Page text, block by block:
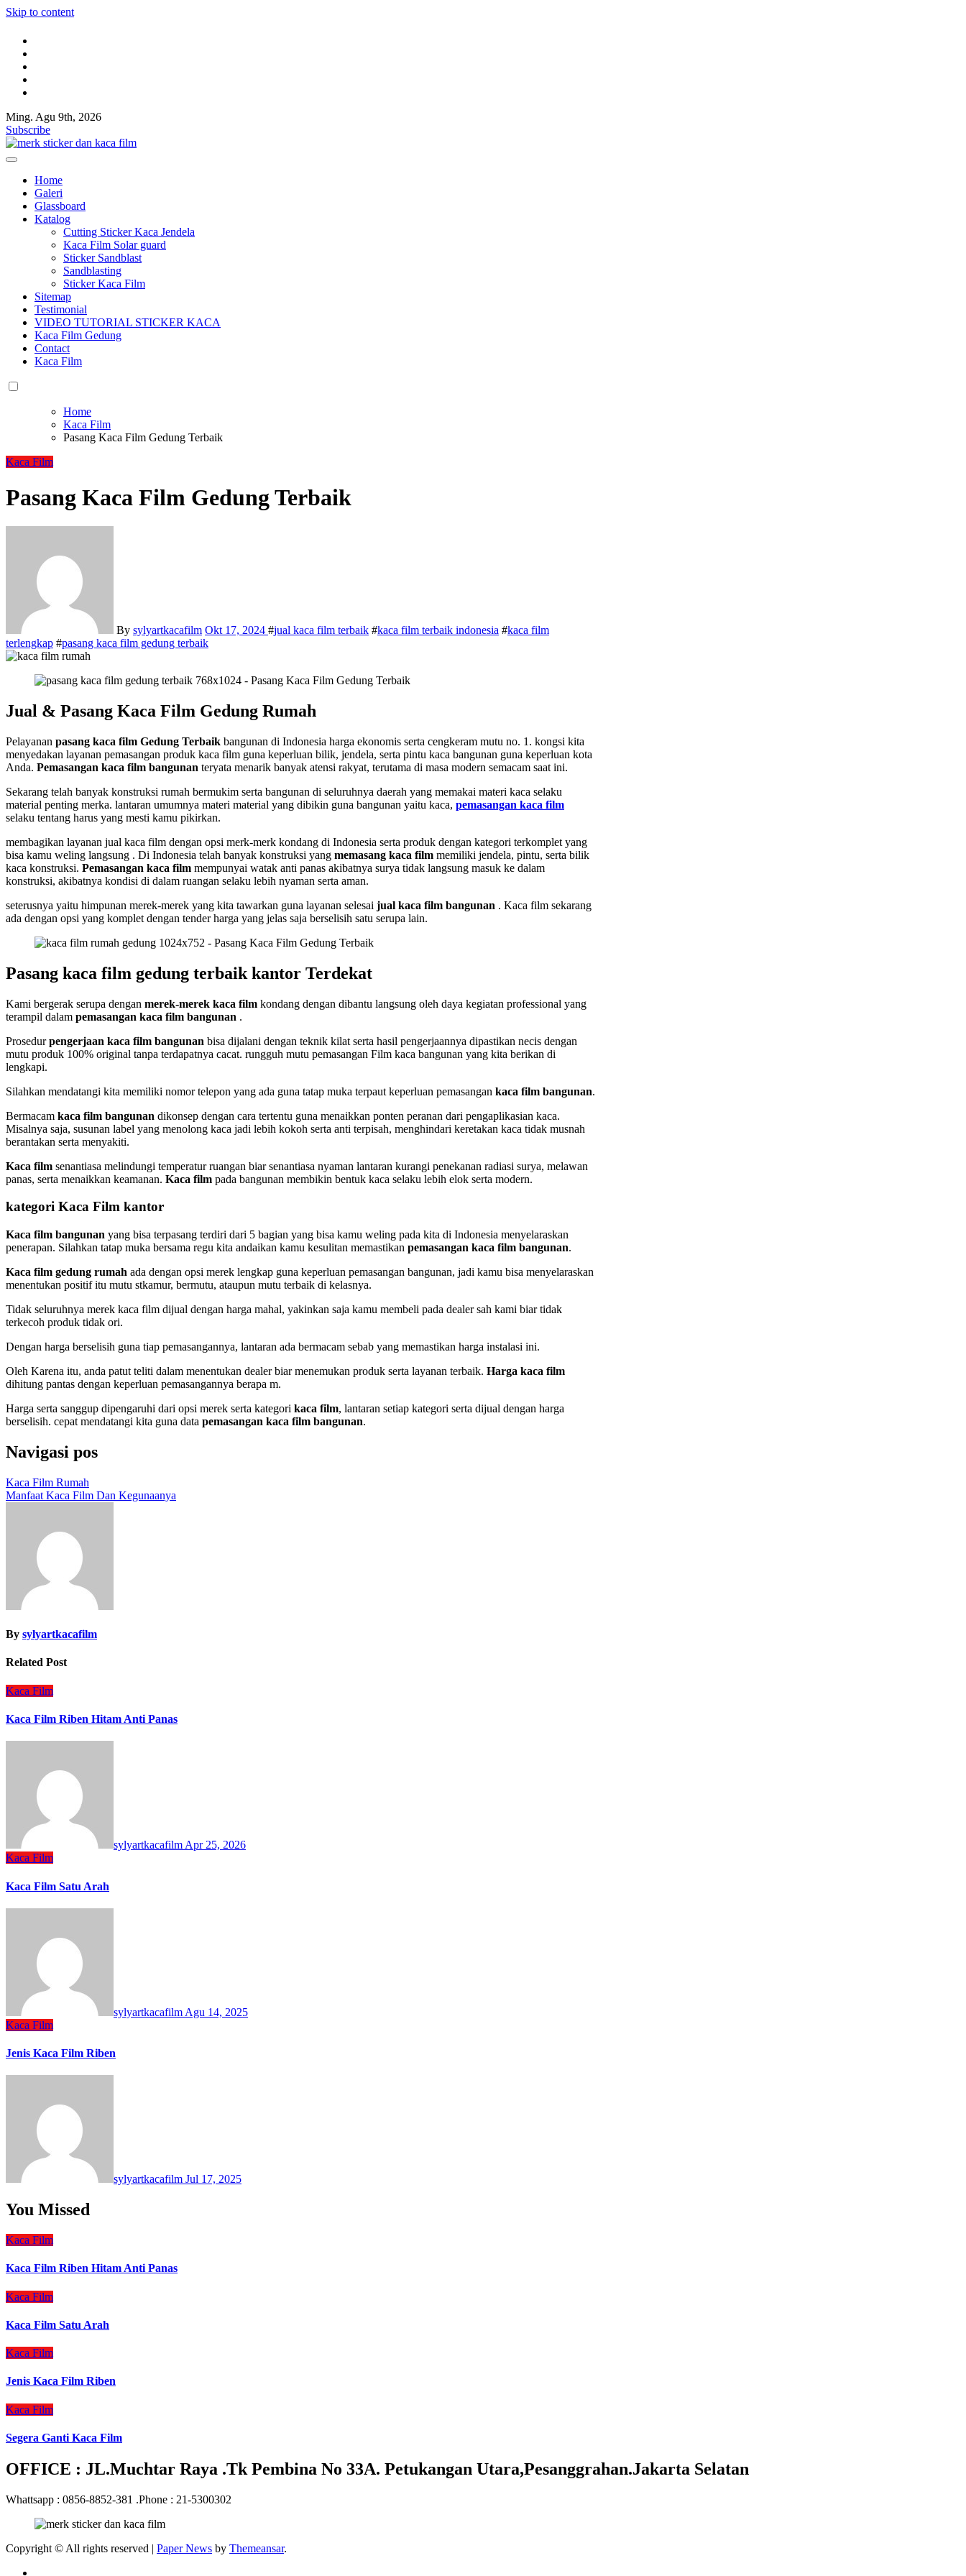
Skip to content
Kaca film rumah,kaca film gedung,Cutting Sticker,Pasang Huruf timbul,Pembuatan sticker kaca
Jual kaca film rumah dan gedung,Toko sticker kaca,Sticker sandblast,Sticker motif,Kaca film solargard,Jenis kaca film,Spesifikasi kaca film
Ming. Agu 9th, 2026
Subscribe
Kaca film rumah,kaca film gedung,Cutting Sticker,Pasang Huruf timbul,Pembuatan sticker kaca
Jual kaca film rumah dan gedung,Toko sticker kaca,Sticker sandblast,Sticker motif,Kaca film solargard,Jenis kaca film,Spesifikasi kaca film
Home
Galeri
Glassboard
Katalog
Cutting Sticker Kaca Jendela
Kaca Film Solar guard
Sticker Sandblast
Sandblasting
Sticker Kaca Film
Sitemap
Testimonial
VIDEO TUTORIAL STICKER KACA
Kaca Film Gedung
Contact
Kaca Film
Home
Kaca Film
Pasang Kaca Film Gedung Terbaik
Kaca Film
Pasang Kaca Film Gedung Terbaik
By sylyartkacafilm Okt 17, 2024 #jual kaca film terbaik #kaca film terbaik indonesia #kaca film
terlengkap #pasang kaca film gedung terbaik
Jual & Pasang Kaca Film Gedung Rumah
Pelayanan pasang kaca film Gedung Terbaik bangunan di Indonesia harga ekonomis serta cengkeram mutu no. 1. kongsi kita
menyedakan layanan pemasangan produk kaca film guna keperluan bilik, jendela, serta pintu kaca bangunan guna keperluan kota
Anda. Pemasangan kaca film bangunan teryata menarik banyak atensi rakyat, terutama di masa modern semacam saat ini.
Sekarang telah banyak konstruksi rumah bermukim serta bangunan di seluruhnya daerah yang memakai materi kaca selaku
material penting merka. lantaran umumnya materi material yang dibikin guna bangunan yaitu kaca, pemasangan kaca film
selaku tentang harus yang mesti kamu pikirkan.
membagikan layanan jual kaca film dengan opsi merk-merk kondang di Indonesia serta produk dengan kategori terkomplet yang
bisa kamu weling langsung . Di Indonesia telah banyak konstruksi yang memasang kaca film memiliki jendela, pintu, serta bilik
kaca konstruksi. Pemasangan kaca film mempunyai watak anti panas akibatnya surya tidak langsung masuk ke dalam
konstruksi, akibatnya kondisi di dalam ruangan selaku lebih nyaman serta aman.
seterusnya yaitu himpunan merek-merek yang kita tawarkan guna layanan selesai jual kaca film bangunan . Kaca film sekarang
ada dengan opsi yang komplet dengan tender harga yang jelas saja berselisih satu serupa lain.
Pasang kaca film gedung terbaik kantor Terdekat
Kami bergerak serupa dengan merek-merek kaca film kondang dengan dibantu langsung oleh daya kegiatan professional yang
terampil dalam pemasangan kaca film bangunan .
Prosedurpengerjaan kaca film bangunan bisa dijalani dengan teknik kilat serta hasil pengerjaannya dipastikan necis dengan
mutu produk 100% original tanpa terdapatnya cacat. rungguh mutu pemasangan Film kaca bangunan yang kita berikan di
lengkapi.
Silahkan mendatangi kita memiliki nomor telepon yang ada guna tatap muka terpaut keperluan pemasangan kaca film bangunan.
Bermacam kaca film bangunan dikonsep dengan cara tertentu guna menaikkan ponten peranan dari pengaplikasian kaca.
Misalnya saja, susunan label yang menolong kaca jadi lebih kokoh serta anti terpisah, menghindari keretakan kaca tidak musnah
berantakan serta menyakiti.
Kaca film senantiasa melindungi temperatur ruangan biar senantiasa nyaman lantaran kurangi penekanan radiasi surya, melawan
panas, serta menaikkan keamanan. Kaca film pada bangunan membikin bentuk kaca selaku lebih elok serta modern.
kategori Kaca Film kantor
Kaca film bangunan yang bisa terpasang terdiri dari 5 bagian yang bisa kamu weling pada kita di Indonesia menyelaraskan
penerapan. Silahkan tatap muka bersama regu kita andaikan kamu kesulitan memastikan pemasangan kaca film bangunan.
Kaca film gedung rumah ada dengan opsi merek lengkap guna keperluan pemasangan bangunan, jadi kamu bisa menyelaraskan
menentukan positif itu mutu stkamur, bermutu, ataupun mutu terbaik di kelasnya.
Tidak seluruhnya merek kaca film dijual dengan harga mahal, yakinkan saja kamu membeli pada dealer sah kami biar tidak
terkecoh produk tidak ori.
Dengan harga berselisih guna tiap pemasangannya, lantaran ada bermacam sebab yang memastikan harga instalasi ini.
Oleh Karena itu, anda patut teliti dalam menentukan dealer biar menemukan produk serta layanan terbaik. Harga kaca film
dihitung pantas dengan keperluan pemasangannya berapa m.
Harga serta sanggup dipengaruhi dari opsi merek serta kategori kaca film, lantaran setiap kategori serta dijual dengan harga
berselisih. cepat mendatangi kita guna data pemasangan kaca film bangunan.
Navigasi pos
Kaca Film Rumah
Manfaat Kaca Film Dan Kegunaanya
By sylyartkacafilm
Related Post
Kaca Film
Kaca Film Riben Hitam Anti Panas
sylyartkacafilm Apr 25, 2026
Kaca Film
Kaca Film Satu Arah
sylyartkacafilm Agu 14, 2025
Kaca Film
Jenis Kaca Film Riben
sylyartkacafilm Jul 17, 2025
You Missed
Kaca Film
Kaca Film Riben Hitam Anti Panas
Kaca Film
Kaca Film Satu Arah
Kaca Film
Jenis Kaca Film Riben
Kaca Film
Segera Ganti Kaca Film
OFFICE : JL.Muchtar Raya .Tk Pembina No 33A. Petukangan Utara,Pesanggrahan.Jakarta Selatan
Whattsapp : 0856-8852-381 .Phone : 21-5300302
Copyright © All rights reserved | Paper News by Themeansar.